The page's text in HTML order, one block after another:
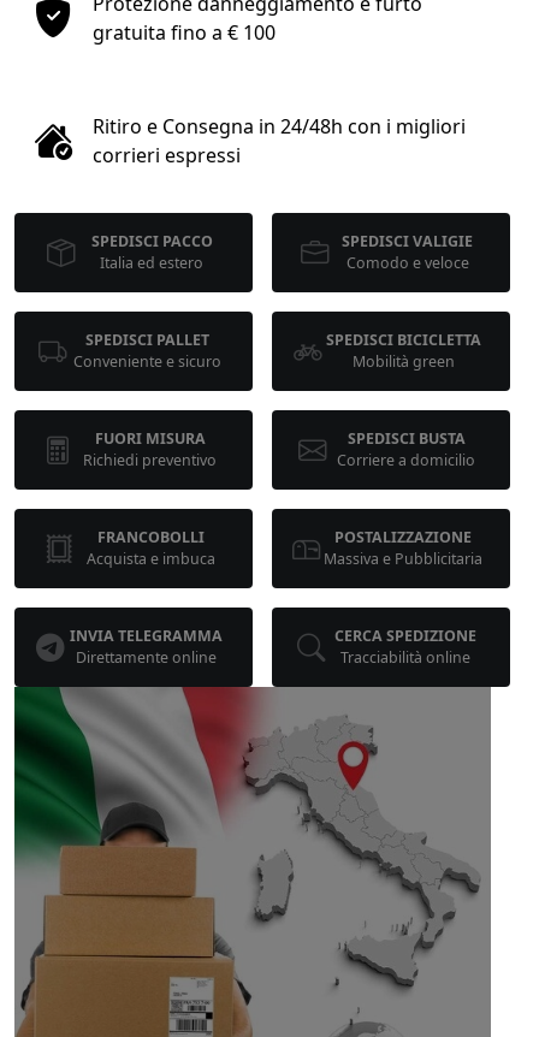
1
kg
cm
calcola
gratuita fino a € 100
Ritiro e Consegna in 24/48h con i migliori
corrieri espressi
SPEDISCI PACCO
Italia ed estero
SPEDISCI VALIGIE
Comodo e veloce
SPEDISCI PALLET
Conveniente e sicuro
SPEDISCI BICICLETTA
Mobilità green
FUORI MISURA
Richiedi preventivo
SPEDISCI BUSTA
Corriere a domicilio
FRANCOBOLLI
Acquista e imbuca
POSTALIZZAZIONE
Massiva e Pubblicitaria
INVIA TELEGRAMMA
Direttamente online
CERCA SPEDIZIONE
Tracciabilità online